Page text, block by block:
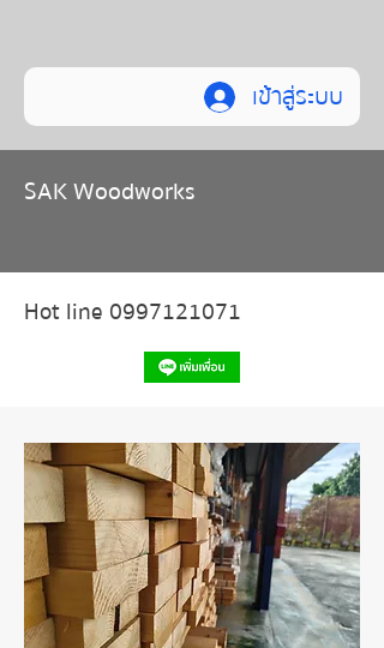
เข้าสู่ระบบ
SAK Woodworks
Hot line 0997121071